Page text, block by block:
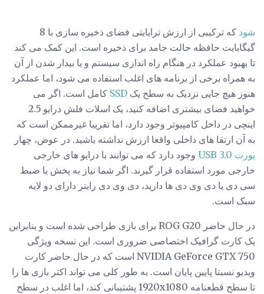
شود
که ترکیبی از ارزش ترابایتی فضای ذخیره سازی با 8
گیگابایت حافظه حالت جامد برای ذخیره است. این کمک می کند
تا بهبود عملکرد در هنگام راه اندازی سیستم و یا بیدار شدن از آن
به همراه برخی از برنامه های اغلب استفاده می شود، اما عملکرد
هنوز هیچ جایی نزدیک به سطح یک SSD کامل است. اگر می
خواهید فضای بیشتری اضافه کنید، یک اسلات فلش درایو 2.5
اینچی در داخل کامپیوتر وجود دارد، اما تقریبا غیرممکن است که
به آن ارتقا های داخلی واقعا ارزش نداشته باشید. در عوض، چهار
پورت USB 3.0
وجود دارد که می توانند با درایو های خارجی
خارجی مورد استفاده قرار گیرند. اگر شما نیاز به پخش یا ضبط
سی دی یا دی وی دی ها دارید، دی وی دی رایتر دارای دو لایه
سبک است.
در حال حاضر ROG G20 برای بازی طراحی شده است و بنابراین
یک کارت گرافیک اختصاصی ضروری است. این نسخه ویژگی
NVIDIA GeForce GTX 750 است که در حال حاضر کارت
ویدیو نسبتا پایین پایان است. به طور کلی می تواند اکثر بازی ها را
تا سطح قطعنامه 1920x1080 پشتیبانی کند، اما اغلب در سطح